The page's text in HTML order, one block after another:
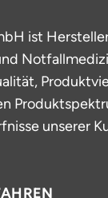
ist
unserer